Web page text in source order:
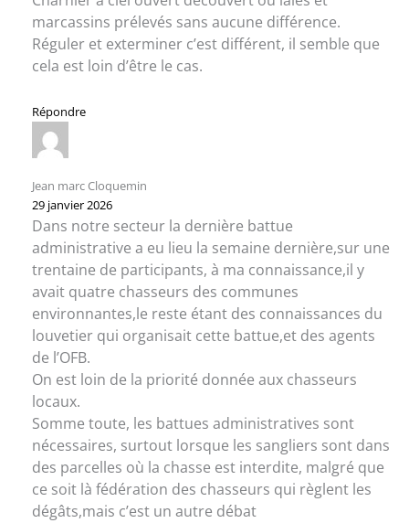
marcassins prélevés sans aucune différence.
Réguler et exterminer c’est différent, il semble que
cela est loin d’être le cas.
Répondre
Jean marc Cloquemin
29 janvier 2026
Dans notre secteur la dernière battue
administrative a eu lieu la semaine dernière,sur une
trentaine de participants, à ma connaissance,il y
avait quatre chasseurs des communes
environnantes,le reste étant des connaissances du
louvetier qui organisait cette battue,et des agents
de l’OFB.
On est loin de la priorité donnée aux chasseurs
locaux.
Somme toute, les battues administratives sont
nécessaires, surtout lorsque les sangliers sont dans
des parcelles où la chasse est interdite, malgré que
ce soit là fédération des chasseurs qui règlent les
dégâts,mais c’est un autre débat